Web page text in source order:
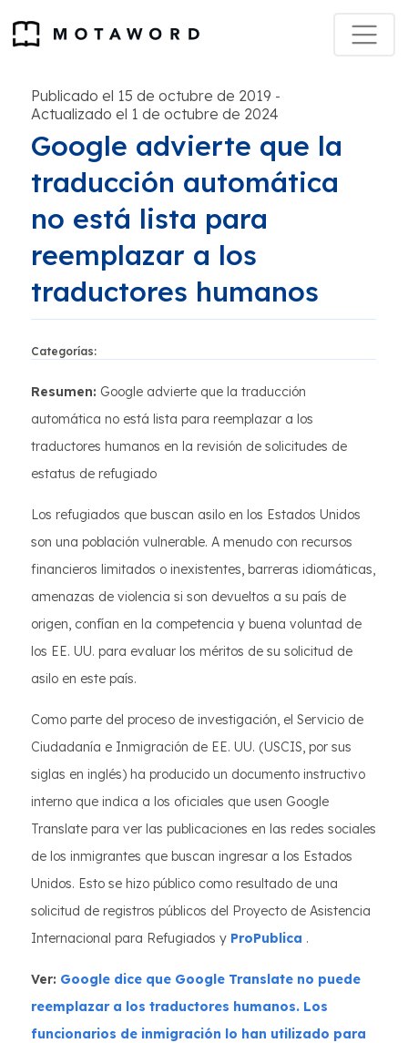
Publicado el 15 de octubre de 2019 -
Actualizado el 1 de octubre de 2024
Google advierte que la
traducción automática
no está lista para
reemplazar a los
traductores humanos
Categorías:
Resumen: Google advierte que la traducción
automática no está lista para reemplazar a los
traductores humanos en la revisión de solicitudes de
estatus de refugiado
Los refugiados que buscan asilo en los Estados Unidos
son una población vulnerable. A menudo con recursos
financieros limitados o inexistentes, barreras idiomáticas,
amenazas de violencia si son devueltos a su país de
origen, confían en la competencia y buena voluntad de
los EE. UU. para evaluar los méritos de su solicitud de
asilo en este país.
Como parte del proceso de investigación, el Servicio de
Ciudadanía e Inmigración de EE. UU. (USCIS, por sus
siglas en inglés) ha producido un documento instructivo
interno que indica a los oficiales que usen Google
Translate para ver las publicaciones en las redes sociales
de los inmigrantes que buscan ingresar a los Estados
Unidos. Esto se hizo público como resultado de una
solicitud de registros públicos del Proyecto de Asistencia
Internacional para Refugiados y ProPublica .
Ver: Google dice que Google Translate no puede
reemplazar a los traductores humanos. Los
funcionarios de inmigración lo han utilizado para